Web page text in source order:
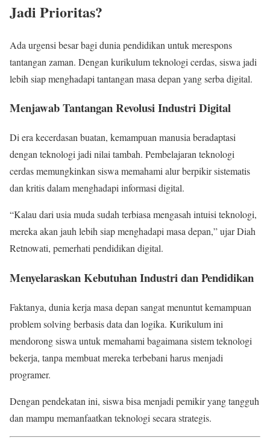
Jadi Prioritas?
Ada urgensi besar bagi dunia pendidikan untuk merespons
tantangan zaman. Dengan kurikulum teknologi cerdas, siswa jadi
lebih siap menghadapi tantangan masa depan yang serba digital.
Menjawab Tantangan Revolusi Industri Digital
Di era kecerdasan buatan, kemampuan manusia beradaptasi
dengan teknologi jadi nilai tambah. Pembelajaran teknologi
cerdas memungkinkan siswa memahami alur berpikir sistematis
dan kritis dalam menghadapi informasi digital.
“Kalau dari usia muda sudah terbiasa mengasah intuisi teknologi,
mereka akan jauh lebih siap menghadapi masa depan,” ujar Diah
Retnowati, pemerhati pendidikan digital.
Menyelaraskan Kebutuhan Industri dan Pendidikan
Faktanya, dunia kerja masa depan sangat menuntut kemampuan
problem solving berbasis data dan logika. Kurikulum ini
mendorong siswa untuk memahami bagaimana sistem teknologi
bekerja, tanpa membuat mereka terbebani harus menjadi
programer.
Dengan pendekatan ini, siswa bisa menjadi pemikir yang tangguh
dan mampu memanfaatkan teknologi secara strategis.